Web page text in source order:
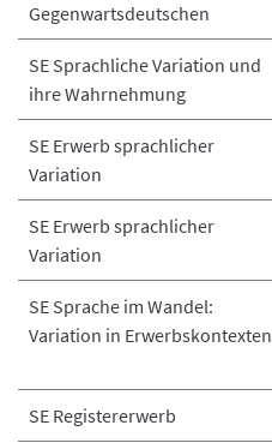
Gegenwartsdeutschen
SE Sprachliche Variation und
ihre Wahrnehmung
SE Erwerb sprachlicher
Variation
SE Erwerb sprachlicher
Variation
SE Sprache im Wandel:
Variation in Erwerbskontexten
SE Registererwerb